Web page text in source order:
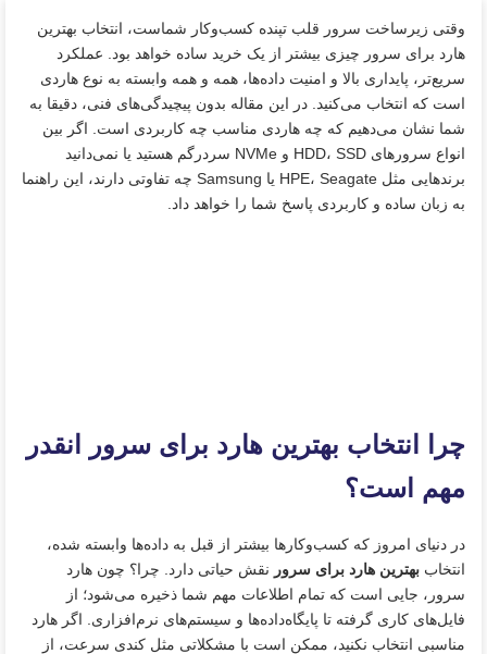
وقتی زیرساخت سرور قلب تپنده کسب‌وکار شماست، انتخاب بهترین
هارد برای سرور چیزی بیشتر از یک خرید ساده خواهد بود. عملکرد
سریع‌تر، پایداری بالا و امنیت داده‌ها، همه و همه وابسته به نوع هاردی
است که انتخاب می‌کنید. در این مقاله بدون پیچیدگی‌های فنی، دقیقا به
شما نشان می‌دهیم که چه هاردی مناسب چه کاربردی است. اگر بین
انواع سرورهای HDD، SSD و NVMe سردرگم هستید یا نمی‌دانید
برندهایی مثل HPE، Seagate یا Samsung چه تفاوتی دارند، این راهنما
به زبان ساده و کاربردی پاسخ شما را خواهد داد.
چرا انتخاب بهترین هارد برای سرور انقدر
مهم است؟
در دنیای امروز که کسب‌وکارها بیشتر از قبل به داده‌ها وابسته شده‌،
انتخاب بهترین هارد برای سرور نقش حیاتی دارد. چرا؟ چون هارد
سرور، جایی است که تمام اطلاعات مهم شما ذخیره می‌شود؛ از
فایل‌های کاری گرفته تا پایگاه‌داده‌ها و سیستم‌های نرم‌افزاری. اگر هارد
مناسبی انتخاب نکنید، ممکن است با مشکلاتی مثل کندی سرعت، از